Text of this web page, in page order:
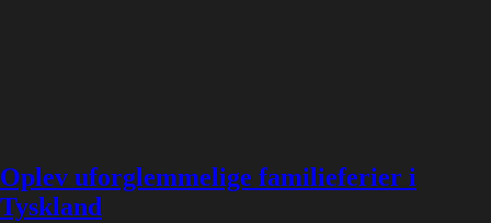
Oplev uforglemmelige familieferier i
Tyskland